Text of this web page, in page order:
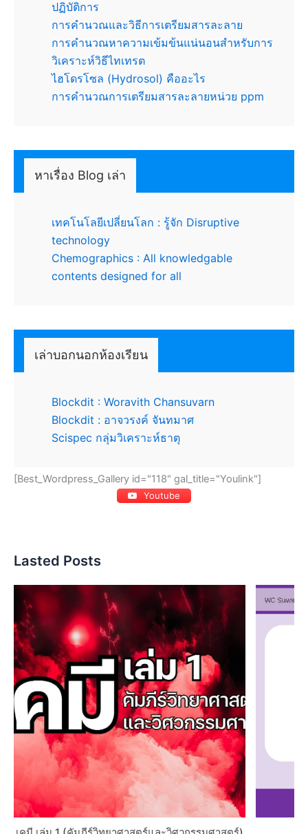
ปฏิบัติการ
การคำนวณและวิธีการเตรียมสารละลาย
การคำนวณหาความเข้มข้นแน่นอนสำหรับการ
วิเคราะห์วิธีไทเทรต
ไฮโดรโซล (Hydrosol) คืออะไร
การคำนวณการเตรียมสารละลายหน่วย ppm
หาเรื่อง Blog เล่า
เทคโนโลยีเปลี่ยนโลก : รู้จัก Disruptive
technology
Chemographics : All knowledgable
contents designed for all
เล่าบอกนอกห้องเรียน
Blockdit : Woravith Chansuvarn
Blockdit : อาจวรงค์ จันทมาศ
Scispec กลุ่มวิเคราะห์ธาตุ
[Best_Wordpress_Gallery id="118" gal_title="Youlink"]
Youtube
Lasted Posts